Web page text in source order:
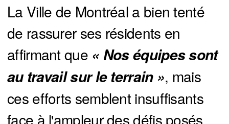
La Ville de Montréal a bien tenté
de rassurer ses résidents en
affirmant que « Nos équipes sont
au travail sur le terrain », mais
ces efforts semblent insuffisants
face à l'ampleur des défis posés